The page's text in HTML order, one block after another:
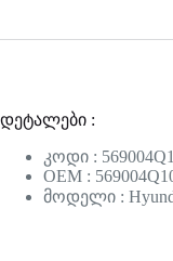
დეტალები :
კოდი :
OEM :
მოდელი :